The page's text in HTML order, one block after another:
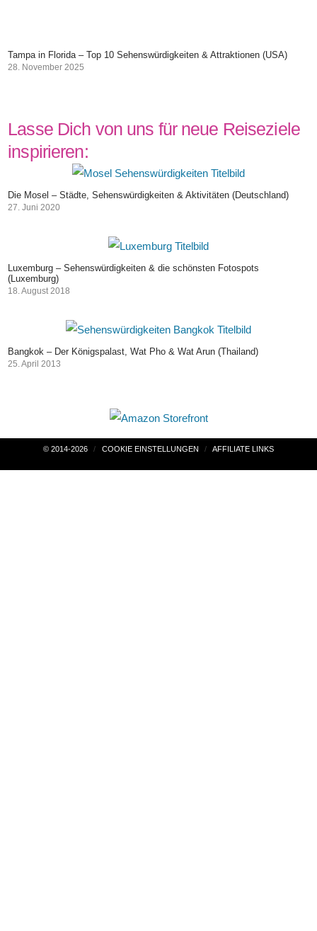
Tampa in Florida – Top 10 Sehenswürdigkeiten & Attraktionen (USA)
28. November 2025
Lasse Dich von uns für neue Reiseziele
inspirieren:
Die Mosel – Städte, Sehenswürdigkeiten & Aktivitäten (Deutschland)
27. Juni 2020
Luxemburg – Sehenswürdigkeiten & die schönsten Fotospots
(Luxemburg)
18. August 2018
Bangkok – Der Königspalast, Wat Pho & Wat Arun (Thailand)
25. April 2013
Beitragsnavigation
© 2014-2026 COOKIE EINSTELLUNGEN AFFILIATE LINKS